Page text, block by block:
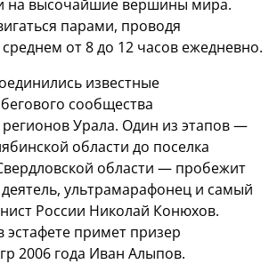
на высочайшие вершины мира.
парами, проводя
от 8 до 12 часов ежедневно.
известные
сообщества
Урала. Один из этапов —
области до поселка
области — пробежит
ультрамарафонец и самый
России Николай Конюхов.
эстафете примет призер
2006 года Иван Алыпов.